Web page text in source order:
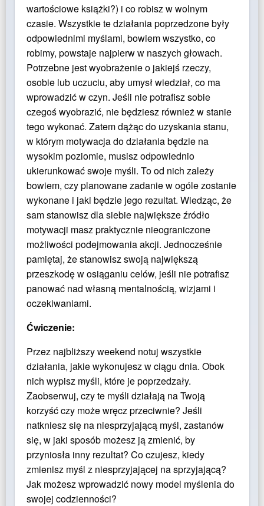
wartościowe książki?) i co robisz w wolnym
czasie. Wszystkie te działania poprzedzone były
odpowiednimi myślami, bowiem wszystko, co
robimy, powstaje najpierw w naszych głowach.
Potrzebne jest wyobrażenie o jakiejś rzeczy,
osobie lub uczuciu, aby umysł wiedział, co ma
wprowadzić w czyn. Jeśli nie potrafisz sobie
czegoś wyobrazić, nie będziesz również w stanie
tego wykonać. Zatem dążąc do uzyskania stanu,
w którym motywacja do działania będzie na
wysokim poziomie, musisz odpowiednio
ukierunkować swoje myśli. To od nich zależy
bowiem, czy planowane zadanie w ogóle zostanie
wykonane i jaki będzie jego rezultat. Wiedząc, że
sam stanowisz dla siebie największe źródło
motywacji masz praktycznie nieograniczone
możliwości podejmowania akcji. Jednocześnie
pamiętaj, że stanowisz swoją największą
przeszkodę w osiąganiu celów, jeśli nie potrafisz
panować nad własną mentalnością, wizjami i
oczekiwaniami.
Ćwiczenie:
Przez najbliższy weekend notuj wszystkie
działania, jakie wykonujesz w ciągu dnia. Obok
nich wypisz myśli, które je poprzedzały.
Zaobserwuj, czy te myśli działają na Twoją
korzyść czy może wręcz przeciwnie? Jeśli
natkniesz się na niesprzyjającą myśl, zastanów
się, w jaki sposób możesz ją zmienić, by
przyniosła inny rezultat? Co czujesz, kiedy
zmienisz myśl z niesprzyjającej na sprzyjającą?
Jak możesz wprowadzić nowy model myślenia do
swojej codzienności?